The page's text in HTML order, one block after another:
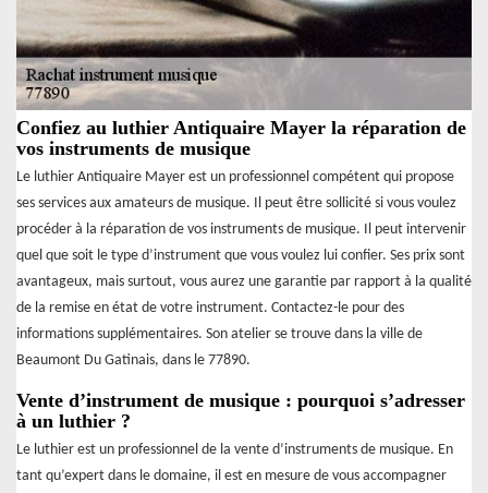
Confiez au luthier Antiquaire Mayer la réparation de
vos instruments de musique
Le luthier Antiquaire Mayer est un professionnel compétent qui propose
ses services aux amateurs de musique. Il peut être sollicité si vous voulez
procéder à la réparation de vos instruments de musique. Il peut intervenir
quel que soit le type d’instrument que vous voulez lui confier. Ses prix sont
avantageux, mais surtout, vous aurez une garantie par rapport à la qualité
de la remise en état de votre instrument. Contactez-le pour des
informations supplémentaires. Son atelier se trouve dans la ville de
Beaumont Du Gatinais, dans le 77890.
Vente d’instrument de musique : pourquoi s’adresser
à un luthier ?
Le luthier est un professionnel de la vente d’instruments de musique. En
tant qu’expert dans le domaine, il est en mesure de vous accompagner